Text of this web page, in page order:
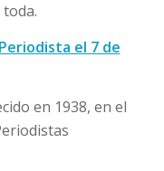
el 7 de
en 1938, en el